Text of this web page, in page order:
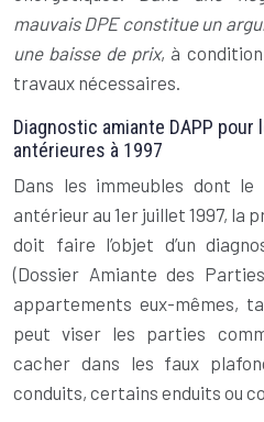
mauvais DPE constitue un
une baisse de prix, à
travaux nécessaires.
Diagnostic amiante DAPP
antérieures à 1997
Dans les immeubles dont
antérieur au 1er juillet 1997, la
doit faire l’objet d’un
(Dossier Amiante des
appartements eux-mêmes,
peut viser les parties
cacher dans les faux
conduits, certains enduits ou